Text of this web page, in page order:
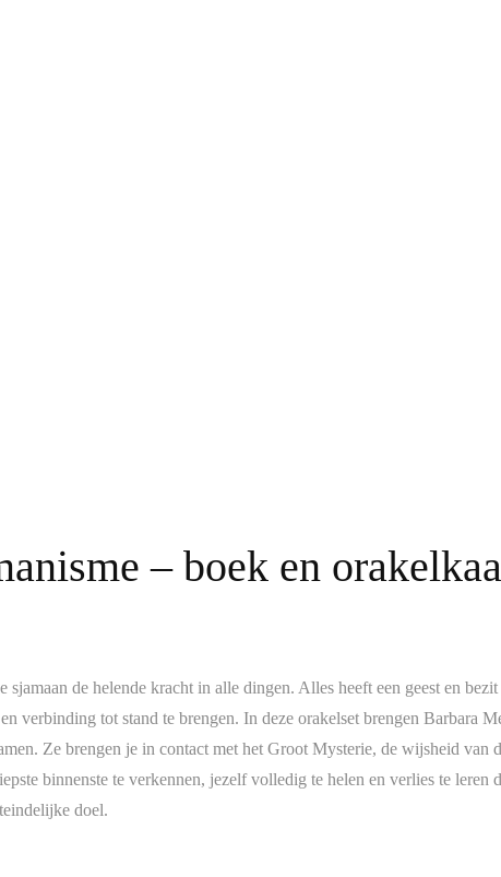
– boek en
de helende kracht in alle dingen. Alles heeft een geest en
verbinding tot stand te brengen. In deze orakelset brengen Barbara
Ze brengen je in contact met het Groot Mysterie, de wijsheid van
binnenste te verkennen, jezelf volledig te helen en verlies te
doel.